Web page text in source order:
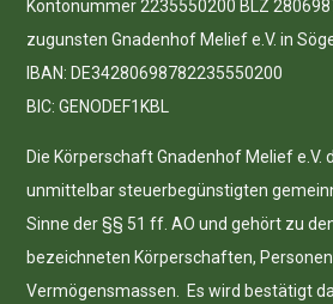
Kontonummer 2235550200 BLZ
zugunsten Gnadenhof Melief e.V. in
IBAN: DE34280698782235550200
BIC: GENODEF1KBL
Die Körperschaft Gnadenhof Melief e.V.
unmittelbar steuerbegünstigten
Sinne der §§ 51 ff. AO und gehört zu
bezeichneten Körperschaften,
Vermögensmassen. Es wird bestätigt